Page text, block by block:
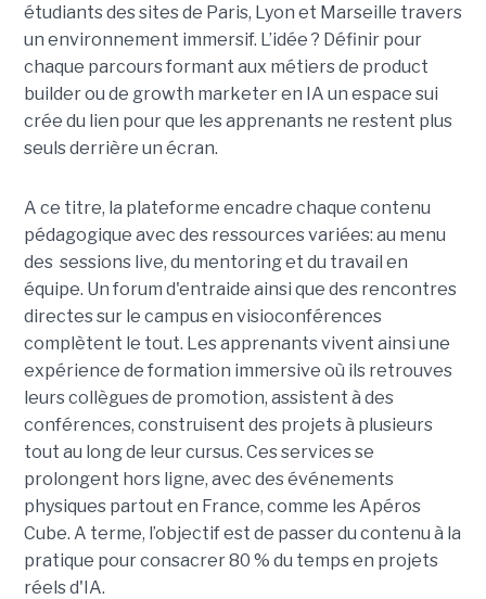
étudiants des sites de Paris, Lyon et Marseille travers
un environnement immersif. L’idée ? Définir pour
chaque parcours formant aux métiers de product
builder ou de growth marketer en IA un espace sui
crée du lien pour que les apprenants ne restent plus
seuls derrière un écran.
A ce titre, la plateforme encadre chaque contenu
pédagogique avec des ressources variées: au menu
des sessions live, du mentoring et du travail en
équipe. Un forum d'entraide ainsi que des rencontres
directes sur le campus en visioconférences
complètent le tout. Les apprenants vivent ainsi une
expérience de formation immersive où ils retrouves
leurs collègues de promotion, assistent à des
conférences, construisent des projets à plusieurs
tout au long de leur cursus. Ces services se
prolongent hors ligne, avec des événements
physiques partout en France, comme les Apéros
Cube. A terme, l’objectif est de passer du contenu à la
pratique pour consacrer 80 % du temps en projets
réels d'IA.